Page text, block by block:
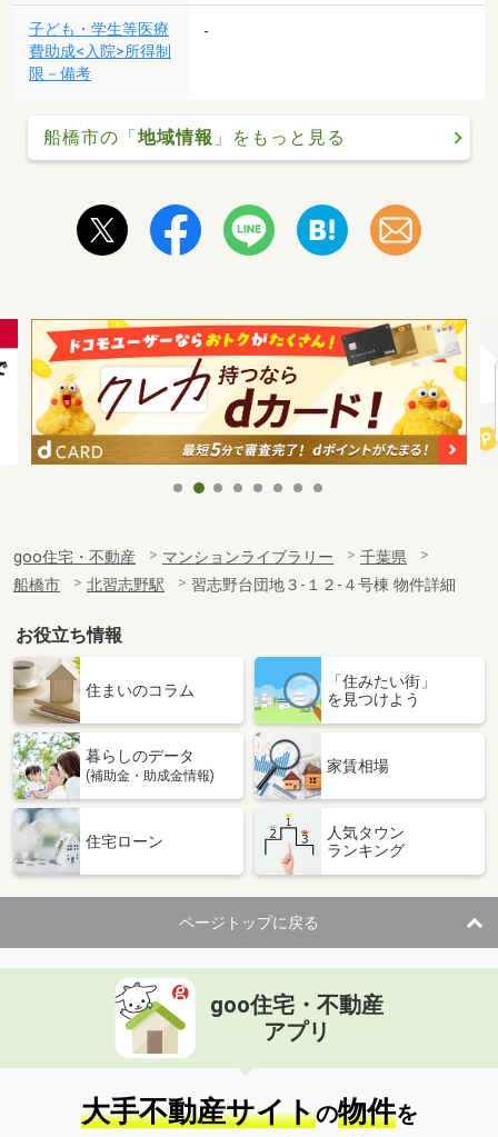
子ども・学生等医療
費助成<入院>所得制
限－備考
-
船橋市の「地域情報 」をもっと見る
goo住宅・不動産 マンションライブラリー
千葉県
船橋市
北習志野駅 習志野台団地３-１２-４号棟 物件詳細
お役立ち情報
住まいのコラム
「住みたい街」
を見つけよう
暮らしのデータ
(補助金・助成金情報)
家賃相場
住宅ローン
人気タウン
ランキング
ページトップに戻る
goo住宅・不動産
アプリ
大手不動産サイトの物件を